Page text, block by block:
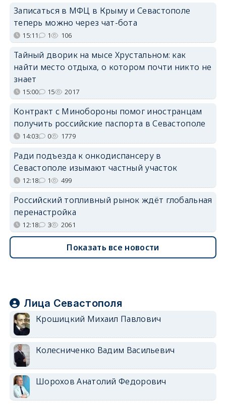
Записаться в МФЦ в Крыму и Севастополе
теперь можно через чат-бота
15:11 1 106
Тайный дворик на мысе Хрустальном: как
найти место отдыха, о котором почти никто не
знает
15:00 15 2017
Контракт с Минобороны помог иностранцам
получить российские паспорта в Севастополе
14:03 0 1779
Ради подъезда к онкодиспансеру в
Севастополе изымают частный участок
12:18 1 499
Российский топливный рынок ждёт глобальная
перенастройка
12:18 3 2061
Показать все новости
Лица Севастополя
Крошицкий Михаил Павлович
Колесниченко Вадим Васильевич
Шорохов Анатолий Федорович